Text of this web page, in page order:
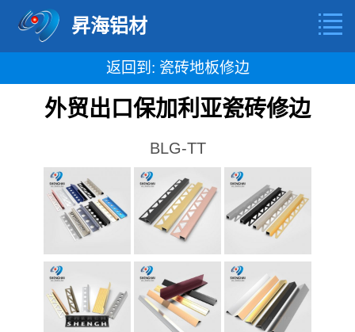
昇海铝材
返回到: 瓷砖地板修边
外贸出口保加利亚瓷砖修边
BLG-TT